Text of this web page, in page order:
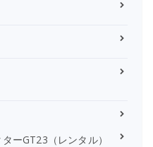
ーGT23（レンタル）